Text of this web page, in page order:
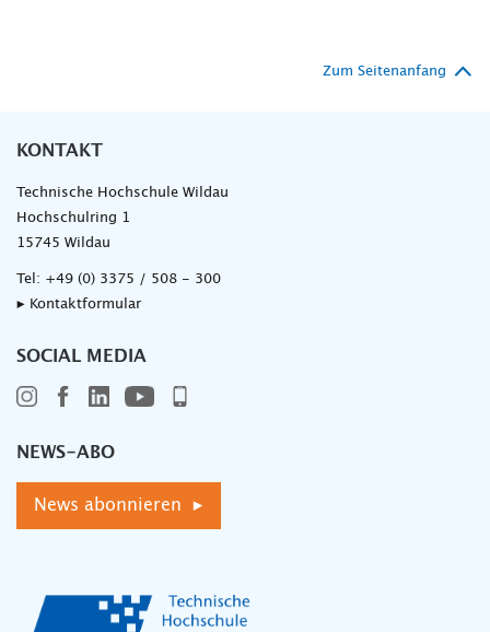
Zum Seitenanfang
KONTAKT
Technische Hochschule Wildau
Hochschulring 1
15745 Wildau
Tel: +49 (0) 3375 / 508 - 300
▸ Kontaktformular
SOCIAL MEDIA
NEWS-ABO
News abonnieren ▸